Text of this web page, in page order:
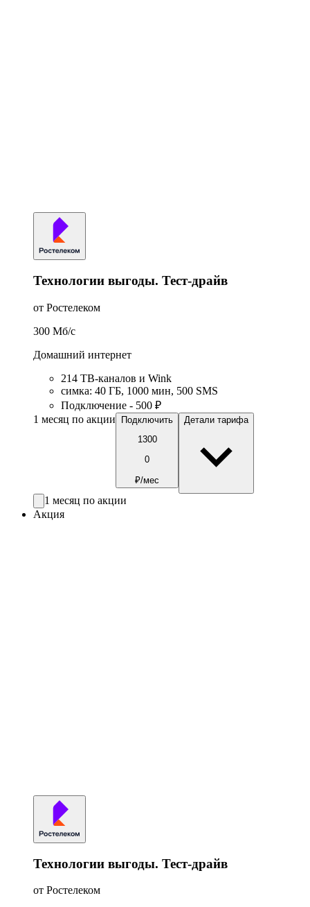
Технологии выгоды. Тест-драйв
от Ростелеком
300 Мб/c
Домашний интернет
214 ТВ-каналов и Wink
симка: 40 ГБ, 1000 мин, 500 SMS
Подключение - 500 ₽
1 месяц по акции
Подключить
1300
0
₽/мес
Детали тарифа
1 месяц по акции
Акция
Технологии выгоды. Тест-драйв
от Ростелеком